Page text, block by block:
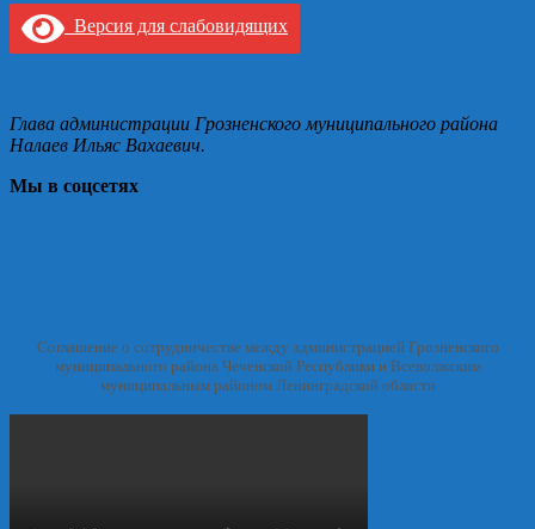
Версия для слабовидящих
Глава администрации Грозненского муниципального района
Налаев Ильяс Вахаевич.
Мы в соцсетях
Соглашение о сотрудничестве между администрацией Грозненского
муниципального района Чеченской Республики и Всеволжским
муниципальным районом Ленинградской области